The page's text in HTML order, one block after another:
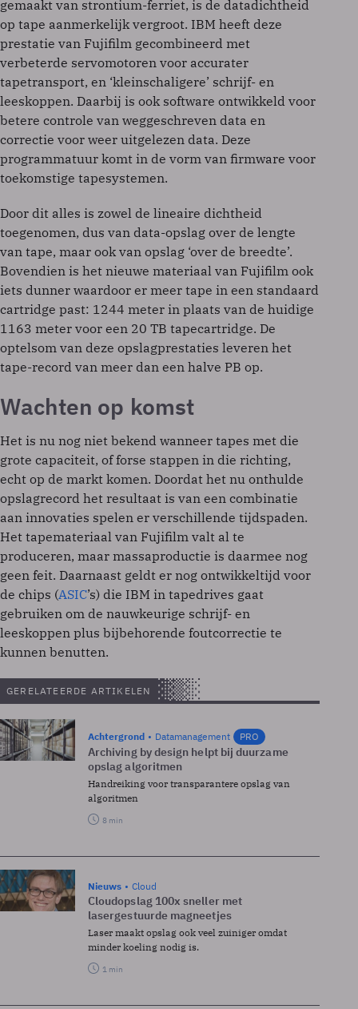
gemaakt van strontium-ferriet, is de datadichtheid
op tape aanmerkelijk vergroot. IBM heeft deze
prestatie van Fujifilm gecombineerd met
verbeterde servomotoren voor accurater
tapetransport, en ‘kleinschaligere’ schrijf- en
leeskoppen. Daarbij is ook software ontwikkeld voor
betere controle van weggeschreven data en
correctie voor weer uitgelezen data. Deze
programmatuur komt in de vorm van firmware voor
toekomstige tapesystemen.
Door dit alles is zowel de lineaire dichtheid
toegenomen, dus van data-opslag over de lengte
van tape, maar ook van opslag ‘over de breedte’.
Bovendien is het nieuwe materiaal van Fujifilm ook
iets dunner waardoor er meer tape in een standaard
cartridge past: 1244 meter in plaats van de huidige
1163 meter voor een 20 TB tapecartridge. De
optelsom van deze opslagprestaties leveren het
tape-record van meer dan een halve PB op.
Wachten op komst
Het is nu nog niet bekend wanneer tapes met die
grote capaciteit, of forse stappen in die richting,
echt op de markt komen. Doordat het nu onthulde
opslagrecord het resultaat is van een combinatie
aan innovaties spelen er verschillende tijdspaden.
Het tapemateriaal van Fujifilm valt al te
produceren, maar massaproductie is daarmee nog
geen feit. Daarnaast geldt er nog ontwikkeltijd voor
de chips (ASIC’s) die IBM in tapedrives gaat
gebruiken om de nauwkeurige schrijf- en
leeskoppen plus bijbehorende foutcorrectie te
kunnen benutten.
GERELATEERDE ARTIKELEN
Achtergrond Datamanagement PRO
Archiving by design helpt bij duurzame
opslag algoritmen
Handreiking voor transparantere opslag van
algoritmen
8 min
Nieuws Cloud
Cloudopslag 100x sneller met
lasergestuurde magneetjes
Laser maakt opslag ook veel zuiniger omdat
minder koeling nodig is.
1 min